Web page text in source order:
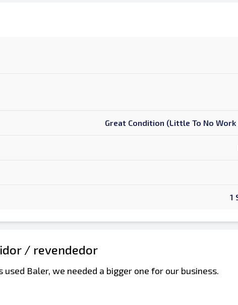
Great Condition (Little To No Work
1
/ revendedor
Baler, we needed a bigger one for our business.